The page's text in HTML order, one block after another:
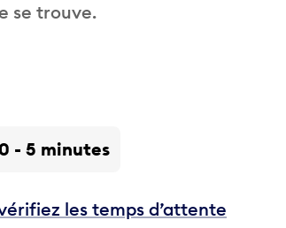
se trouve.
0 - 5 minutes
les temps d’attente